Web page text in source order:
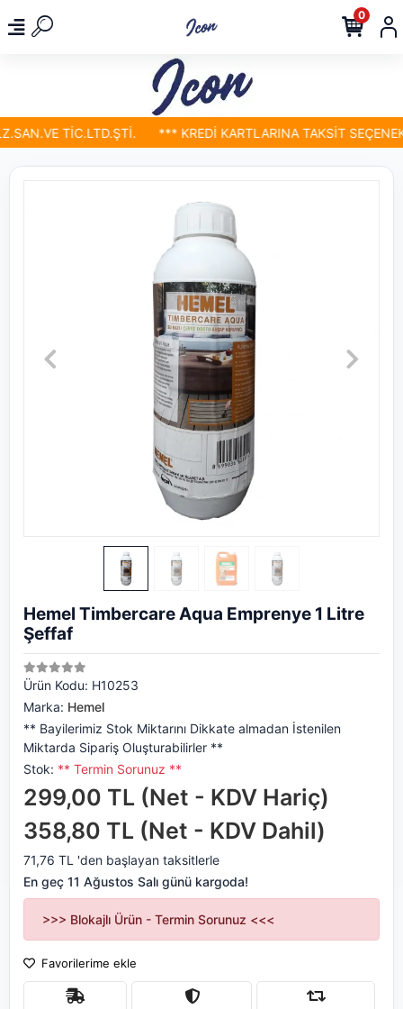
TİC.LTD.ŞTİ. *** KREDİ KARTLARINA TAKSİT
0
Hemel Timbercare Aqua Emprenye 1 Litre
Şeffaf
Ürün Kodu: H10253
Marka: Hemel
** Bayilerimiz Stok Miktarını Dikkate almadan İstenilen
Miktarda Sipariş Oluşturabilirler **
Stok: ** Termin Sorunuz **
299,00 TL (Net - KDV Hariç)
358,80 TL (Net - KDV Dahil)
71,76 TL 'den başlayan taksitlerle
En geç 11 Ağustos Salı günü kargoda!
>>> Blokajlı Ürün - Termin Sorunuz <<<
Favorilerime ekle